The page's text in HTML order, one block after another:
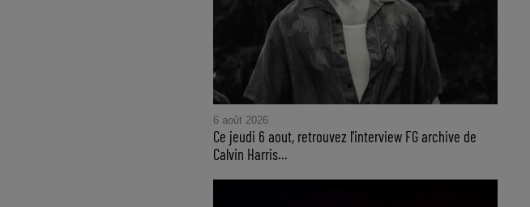
6 août 2026
Ce jeudi 6 aout, retrouvez l'interview FG archive de
Calvin Harris...